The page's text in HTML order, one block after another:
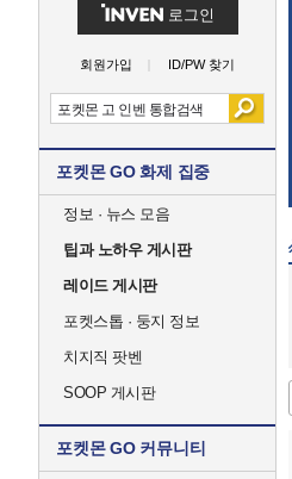
로그인
회원가입 ID/PW 찾기
포켓몬 GO 화제 집중
정보 · 뉴스 모음
팁과 노하우 게시판
레이드 게시판
포켓스톱 · 둥지 정보
치지직 팟벤
SOOP 게시판
포켓몬 GO 커뮤니티